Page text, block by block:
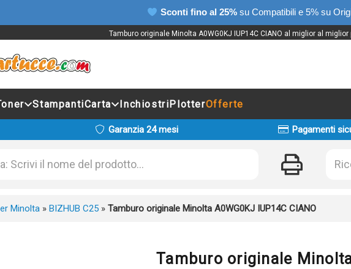
Sconti fino al 25% su Compatibili e 5% su
Tamburo originale Minolta A0WG0KJ IUP14C CIANO al miglior al
StampantiCarta InchiostriPlotterOfferte
Garanzia 24 mesi Pagamenti
Minolta » BIZHUB C25 » Tamburo originale Minolta A0WG0KJ IUP14C CIANO
Tamburo originale